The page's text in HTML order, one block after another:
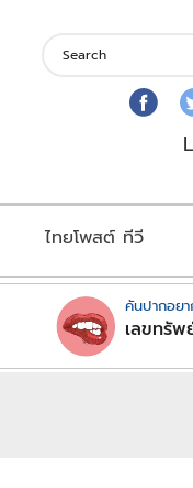
ไทยโพสต์ ทีวี
คันปากอยา
เลขทรัพ